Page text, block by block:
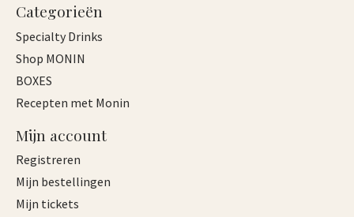
Categorieën
Specialty Drinks
Shop MONIN
BOXES
Recepten met Monin
Mijn account
Registreren
Mijn bestellingen
Mijn tickets